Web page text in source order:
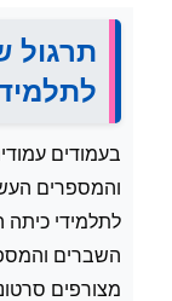
תרגול
בעמודים
והמספרים
לתלמידי כיתה
השברים
מצורפים